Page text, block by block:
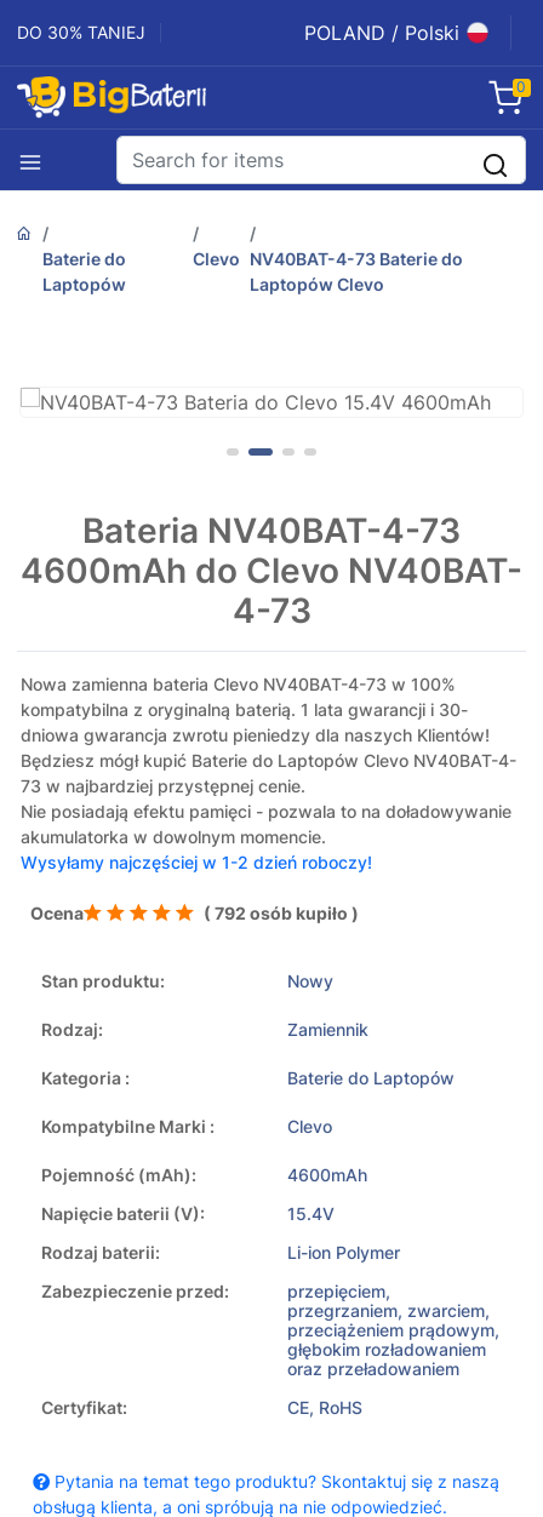
DO 30% TANIEJ POLAND / Polski
0
Baterie do
Laptopów
Clevo NV40BAT-4-73 Baterie do
Laptopów Clevo
Bateria NV40BAT-4-73
4600mAh do Clevo NV40BAT-
4-73
Nowa zamienna bateria Clevo NV40BAT-4-73 w 100%
kompatybilna z oryginalną baterią. 1 lata gwarancji i 30-
dniowa gwarancja zwrotu pieniedzy dla naszych Klientów!
Będziesz mógł kupić Baterie do Laptopów Clevo NV40BAT-4-
73 w najbardziej przystępnej cenie.
Nie posiadają efektu pamięci - pozwala to na doładowywanie
akumulatorka w dowolnym momencie.
Wysyłamy najczęściej w 1-2 dzień roboczy!
Ocena ( 792 osób kupiło )
Stan produktu: Nowy
Rodzaj: Zamiennik
Kategoria : Baterie do Laptopów
Kompatybilne Marki : Clevo
Pojemność (mAh):
4600mAh
Napięcie baterii (V):
15.4V
Rodzaj baterii:
Li-ion Polymer
Zabezpieczenie przed:
przepięciem,
przegrzaniem, zwarciem,
przeciążeniem prądowym,
głębokim rozładowaniem
oraz przeładowaniem
Certyfikat:
CE, RoHS
Pytania na temat tego produktu? Skontaktuj się z naszą
obsługą klienta, a oni spróbują na nie odpowiedzieć.